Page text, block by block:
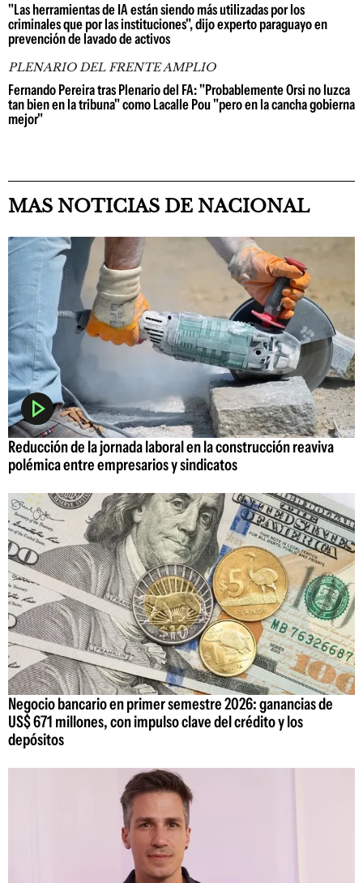
"Las herramientas de IA están siendo más utilizadas por los
criminales que por las instituciones", dijo experto paraguayo en
prevención de lavado de activos
PLENARIO DEL FRENTE AMPLIO
Fernando Pereira tras Plenario del FA: "Probablemente Orsi no luzca
tan bien en la tribuna" como Lacalle Pou "pero en la cancha gobierna
mejor"
MAS NOTICIAS DE NACIONAL
Reducción de la jornada laboral en la construcción reaviva
polémica entre empresarios y sindicatos
Negocio bancario en primer semestre 2026: ganancias de
US$ 671 millones, con impulso clave del crédito y los
depósitos